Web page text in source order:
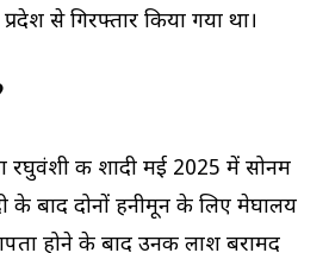
से गिरफ्तार किया गया था।
रघुवंशी की शादी मई 2025 में सोनम
के बाद दोनों हनीमून के लिए मेघालय
होने के बाद उनकी लाश बरामद